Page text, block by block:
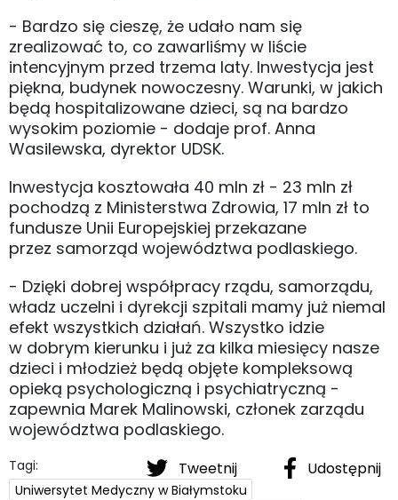
- Bardzo się cieszę, że udało nam się
zrealizować to, co zawarliśmy w liście
intencyjnym przed trzema laty. Inwestycja jest
piękna, budynek nowoczesny. Warunki, w jakich
będą hospitalizowane dzieci, są na bardzo
wysokim poziomie - dodaje prof. Anna
Wasilewska, dyrektor UDSK.
Inwestycja kosztowała 40 mln zł - 23 mln zł
pochodzą z Ministerstwa Zdrowia, 17 mln zł to
fundusze Unii Europejskiej przekazane
przez samorząd województwa podlaskiego.
- Dzięki dobrej współpracy rządu, samorządu,
władz uczelni i dyrekcji szpitali mamy już niemal
efekt wszystkich działań. Wszystko idzie
w dobrym kierunku i już za kilka miesięcy nasze
dzieci i młodzież będą objęte kompleksową
opieką psychologiczną i psychiatryczną -
zapewnia Marek Malinowski, członek zarządu
województwa podlaskiego.
Tweetnij Udostępnij
Tagi:
Uniwersytet Medyczny w Białymstoku